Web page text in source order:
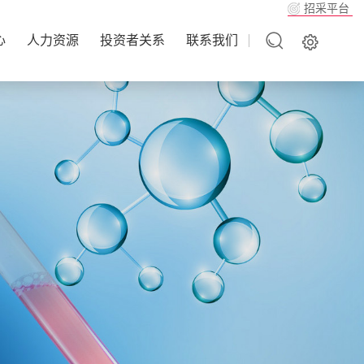
招采平台
人力资源 投资者关系 联系我们